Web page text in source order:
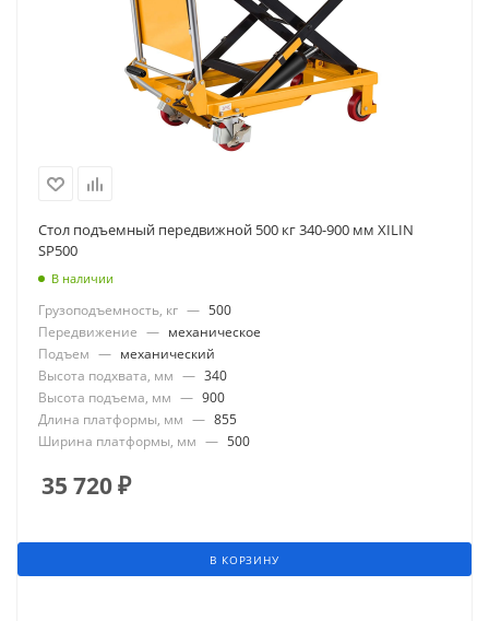
Стол подъемный передвижной 500 кг 340-900 мм XILIN
SP500
В наличии
Грузоподъемность, кг — 500
Передвижение — механическое
Подъем — механический
Высота подхвата, мм — 340
Высота подъема, мм — 900
Длина платформы, мм — 855
Ширина платформы, мм — 500
35 720₽
В КОРЗИНУ